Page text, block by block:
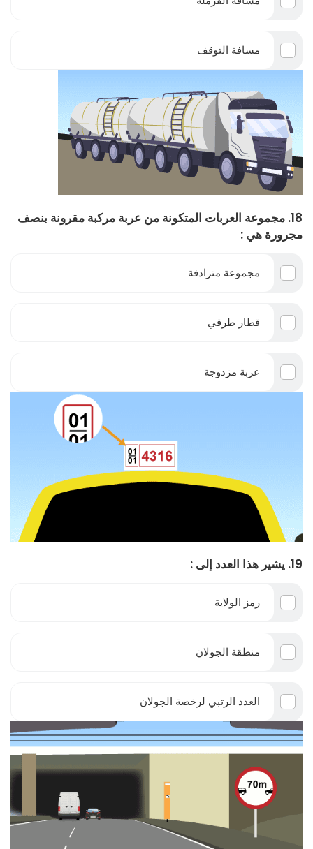
مسافة التوقف
18. مجموعة العربات المتكونة من عربة مركبة مقرونة بنصف
مجرورة هي :
مجموعة مترادفة
قطار طرقي
عربة مزدوجة
19. يشير هذا العدد إلى :
رمز الولاية
منطقة الجولان
العدد الرتبي لرخصة الجولان